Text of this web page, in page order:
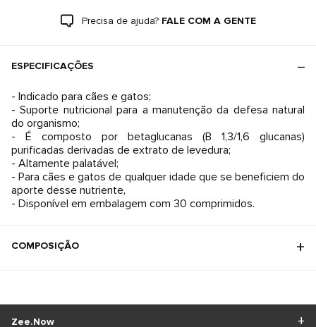
Precisa de ajuda? FALE COM A GENTE
ESPECIFICAÇÕES
- Indicado para cães e gatos;
- Suporte nutricional para a manutenção da defesa natural
do organismo;
- É composto por betaglucanas (B 1,3/1,6 glucanas)
purificadas derivadas de extrato de levedura;
- Altamente palatável;
- Para cães e gatos de qualquer idade que se beneficiem do
aporte desse nutriente,
- Disponível em embalagem com 30 comprimidos.
COMPOSIÇÃO
Zee.Now